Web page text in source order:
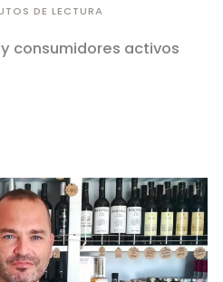
DE LECTURA
consumidores activos